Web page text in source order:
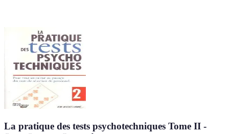
La pratique des tests psychotechniques Tome II -